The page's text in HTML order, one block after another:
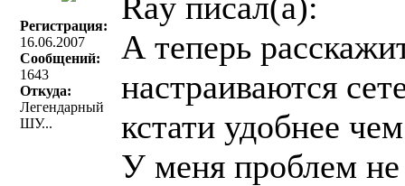
Регистрация:
16.06.2007
Сообщений:
1643
Откуда:
Легендарный
ШУ...
А теперь
настраиваются
кстати удобнее
У меня проблем